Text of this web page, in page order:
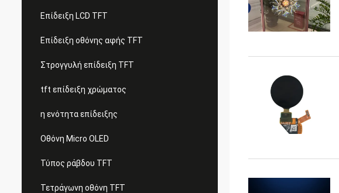
Επίδειξη LCD TFT
Επίδειξη οθόνης αφής TFT
Στρογγυλή επίδειξη TFT
tft επίδειξη χρώματος
η ενότητα επίδειξης
Οθόνη Micro OLED
Τύπος ράβδου TFT
Τετράγωνη οθόνη TFT